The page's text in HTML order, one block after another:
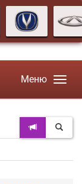
Меню